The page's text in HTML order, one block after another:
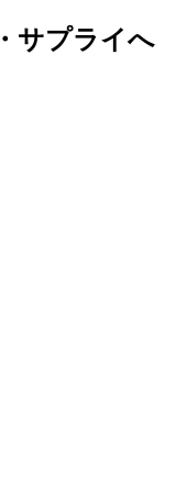
サプライへ